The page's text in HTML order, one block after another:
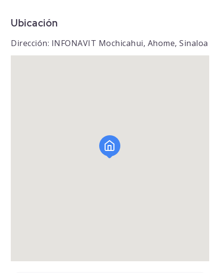
Ubicación
Dirección: INFONAVIT Mochicahui, Ahome, Sinaloa